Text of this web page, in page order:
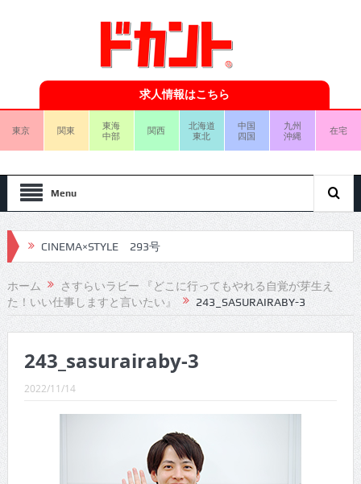
求人情報はこちら
東京 関東
東海
中部
関西
北海道
東北
中国
四国
九州
沖縄
在宅
Menu
CINEMA×STYLE 293号
CINEMA×STYLE 292号
CINEMA×STYLE 291号
CINEMA×STYLE 289号
CINEMA×STYLE 286号
ホーム
さすらいラビー 『どこに行ってもやれる自覚が芽生え
た！いい仕事しますと言いたい』
243_SASURAIRABY-3
243_sasurairaby-3
2022/11/14